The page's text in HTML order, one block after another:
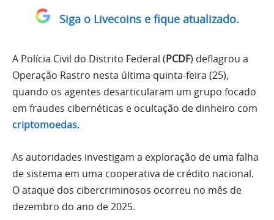
Siga o Livecoins e fique atualizado.
A Polícia Civil do Distrito Federal (PCDF) deflagrou a
Operação Rastro nesta última quinta-feira (25),
quando os agentes desarticularam um grupo focado
em fraudes cibernéticas e ocultação de dinheiro com
criptomoedas.
As autoridades investigam a exploração de uma falha
de sistema em uma cooperativa de crédito nacional.
O ataque dos cibercriminosos ocorreu no mês de
dezembro do ano de 2025.